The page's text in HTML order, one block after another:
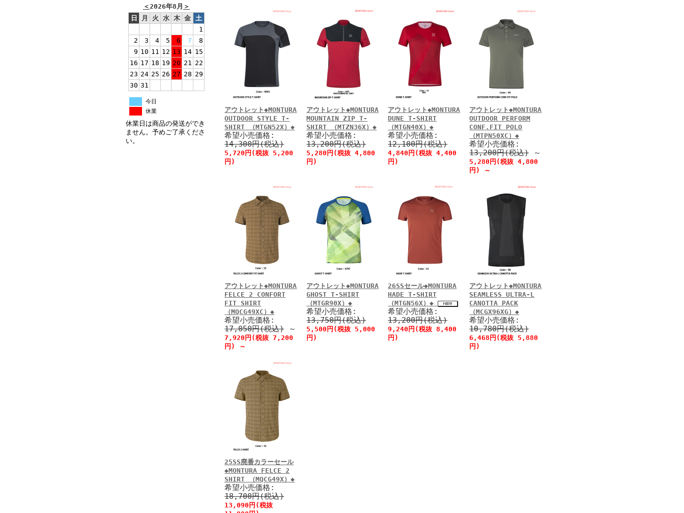
＜2026年8月 ＞
日
月 火 水 木 金 土
1
2
3 4 5 6 7
8
9 10 11 12 13 14 15
16 17 18 19 20 21 22
23 24 25 26 27 28 29
30 31
今日
休業
休業日は商品の発送ができ
ません。予めご了承くださ
い。
アウトレット◆MONTURA
OUTDOOR STYLE T-
SHIRT （MTGN52X）◆
希望小売価格:
14,300円(税込)
5,720円(税抜 5,200
円)
アウトレット◆MONTURA
MOUNTAIN ZIP T-
SHIRT （MTZN36X）◆
希望小売価格:
13,200円(税込)
5,280円(税抜 4,800
円)
アウトレット◆MONTURA
DUNE T-SHIRT
（MTGN40X）◆
希望小売価格:
12,100円(税込)
4,840円(税抜 4,400
円)
アウトレット◆MONTURA
OUTDOOR PERFORM
CONF.FIT POLO
（MTPN50XC）◆
希望小売価格:
13,200円(税込)
～
5,280円(税抜 4,800
円)
～
アウトレット◆MONTURA
FELCE 2 CONFORT
FIT SHIRT
（MQCG49XC）◆
希望小売価格:
17,050円(税込)
～
7,920円(税抜 7,200
円)
～
アウトレット◆MONTURA
GHOST T-SHIRT
（MTGR90X）◆
希望小売価格:
13,750円(税込)
5,500円(税抜 5,000
円)
26SSセール◆MONTURA
HADE T-SHIRT
（MTGN56X）◆
希望小売価格:
13,200円(税込)
9,240円(税抜 8,400
円)
アウトレット◆MONTURA
SEAMLESS ULTRA-L
CANOTTA PACK
（MCGX96XG）◆
希望小売価格:
10,780円(税込)
6,468円(税抜 5,880
円)
25SS廃番カラーセール
◆MONTURA FELCE 2
SHIRT （MQCG49X）◆
希望小売価格:
18,700円(税込)
13,090円(税抜